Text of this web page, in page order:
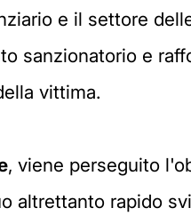
e il settore
sanzionatorio e
vittima.
, viene perseguito
altrettanto rapido